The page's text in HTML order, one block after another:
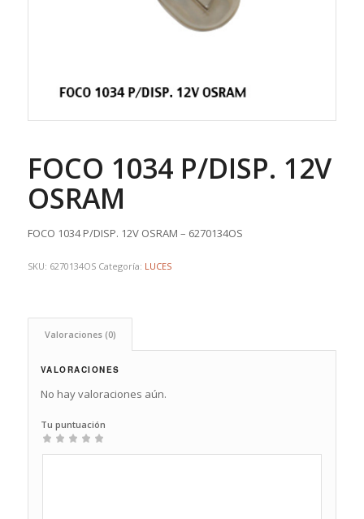
FOCO 1034 P/DISP. 12V
OSRAM
FOCO 1034 P/DISP. 12V OSRAM – 6270134OS
SKU: 6270134OS Categoría: LUCES
Valoraciones (0)
VALORACIONES
No hay valoraciones aún.
Tu puntuación
1
2
3
4
5